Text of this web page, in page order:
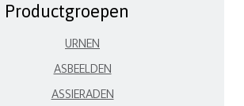
Productgroepen
URNEN
ASBEELDEN
ASSIERADEN